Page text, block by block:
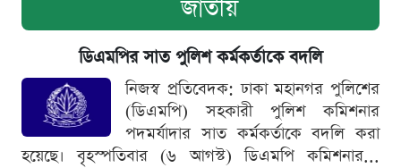
জাতীয়
ডিএমপির সাত পুলিশ কর্মকর্তাকে বদলি
নিজস্ব প্রতিবেদক: ঢাকা মহানগর পুলিশের
(ডিএমপি) সহকারী পুলিশ কমিশনার
পদমর্যাদার সাত কর্মকর্তাকে বদলি করা
হয়েছে। বৃহস্পতিবার (৬ আগস্ট) ডিএমপি কমিশনার...